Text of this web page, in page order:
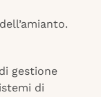
gestione
di